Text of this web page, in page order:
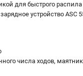
для быстрого
устройство ASC
числа ходов,